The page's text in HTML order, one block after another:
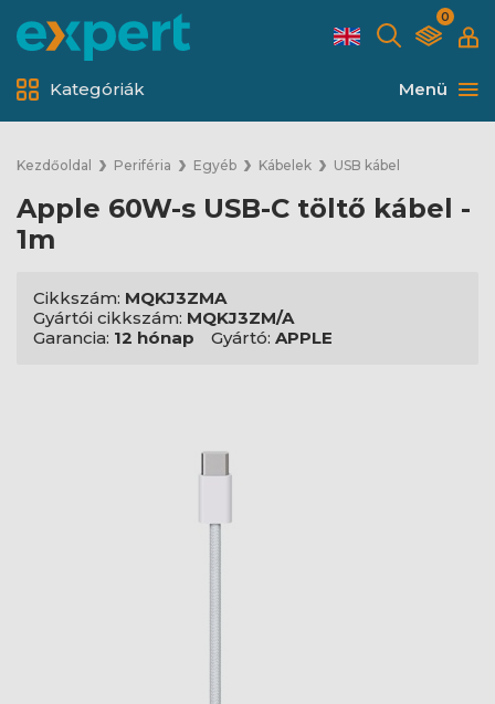
0
Menü
Kategóriák
Kezdőoldal Periféria Egyéb Kábelek USB kábel
Apple 60W-s USB-C töltő kábel -
1m
Cikkszám: MQKJ3ZMA
Gyártói cikkszám: MQKJ3ZM/A
Garancia: 12 hónap Gyártó: APPLE